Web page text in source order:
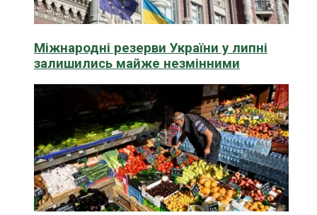
Міжнародні резерви України у липні
залишились майже незмінними